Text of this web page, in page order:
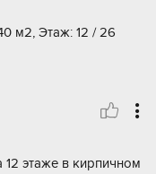
м2, Этаж: 12 / 26
12 этаже в кирпичном